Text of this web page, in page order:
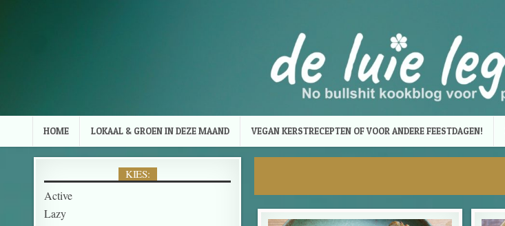
HOME LOKAAL & GROEN IN DEZE MAAND VEGAN KERSTRECEPTEN OF VOOR ANDERE FEESTDAGEN!
KIES:
Active
Lazy